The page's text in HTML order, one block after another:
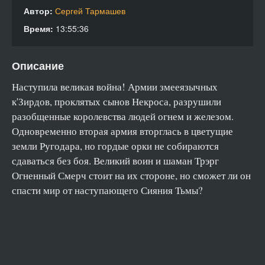
02_24
02_25
02_27
02_29
02_30
02_31
02_33
02_34
Автор: Сергей Тармашев
Время: 13:55:36
Описание
Наступила великая война! Армии змееязычных
к'Зирдов, проклятых сынов Некроса, разрушили
разобщенные королевства людей огнем и железом.
Одновременно вторая армия вторглась в цветущие
земли Ругодара, но гордые орки не собираются
сдаваться без боя. Великий воин и шаман Трэрг
Огненный Смерч стоит на их стороне, но сможет ли он
спасти мир от наступающего Сияния Тьмы?